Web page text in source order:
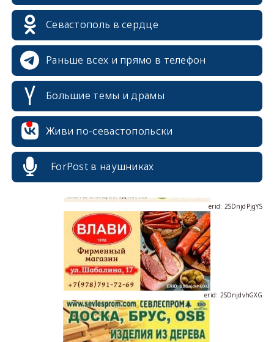
Севастополь в сердце
Раньше всех и прямо в телефон
Большие темы и драмы
Живи по-севастопольски
ForPost в наушниках
erid: 2SDnjcrDNw6
erid: 2SDnjdPjgYS
erid: 2SDnjdvhGXG